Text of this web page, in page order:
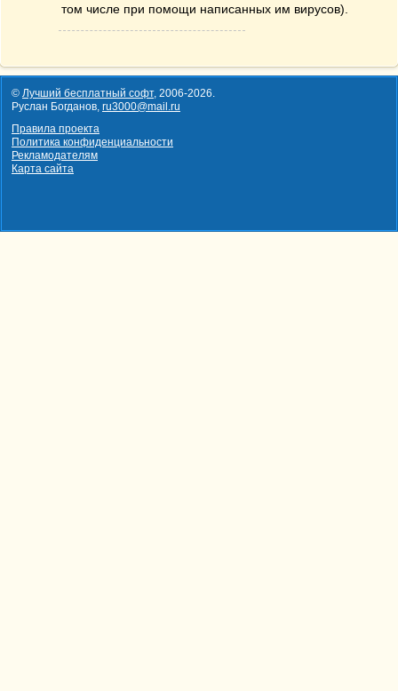
том числе при помощи написанных им вирусов).
© Лучший бесплатный софт, 2006-2026.
Руслан Богданов, ru3000@mail.ru
Правила проекта
Политика конфиденциальности
Рекламодателям
Карта сайта